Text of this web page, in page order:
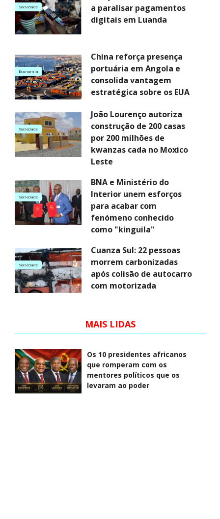
Sociedade
a paralisar pagamentos
digitais em Luanda
Economia
China reforça presença
portuária em Angola e
consolida vantagem
estratégica sobre os EUA
Sociedade
João Lourenço autoriza
construção de 200 casas
por 200 milhões de
kwanzas cada no Moxico
Leste
Sociedade
BNA e Ministério do
Interior unem esforços
para acabar com
fenómeno conhecido
como "kinguila"
Sociedade
Cuanza Sul: 22 pessoas
morrem carbonizadas
após colisão de autocarro
com motorizada
MAIS LIDAS
Os 10 presidentes africanos
que romperam com os
mentores políticos que os
levaram ao poder